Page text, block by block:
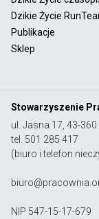
Dzikie Życie
Publikacje
Sklep
Stowarzyszenie
ul. Jasna 17, 43-
tel. 501 285 417
(biuro i telefon
NIP 547-15-17-679